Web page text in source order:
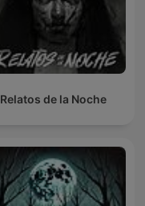
Relatos de la Noche